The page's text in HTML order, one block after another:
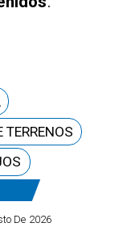
De 2026
TERRENOS